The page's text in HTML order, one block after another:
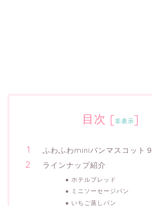
目次 [非表示]
ふわふわminiパンマスコット９
ラインナップ紹介
ホテルブレッド
ミニソーセージパン
いちご蒸しパン